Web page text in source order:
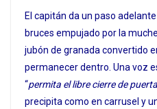
El capitán da un paso
bruces empujado por la
jubón de granada convertido
permanecer dentro. Una voz
“permita el libre cierre de
precipita como en carrusel y